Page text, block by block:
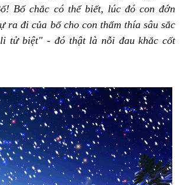
Bố chắc có thể biết, lúc đó con đớn
ra đi của bố cho con thấm thía sâu sắc
tử biệt" - đó thật là nỗi đau khắc cốt